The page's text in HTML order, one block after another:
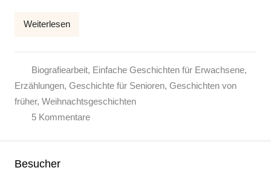
Weiterlesen
Biografiearbeit, Einfache Geschichten für Erwachsene,
Erzählungen, Geschichte für Senioren, Geschichten von
früher, Weihnachtsgeschichten
5 Kommentare
Besucher